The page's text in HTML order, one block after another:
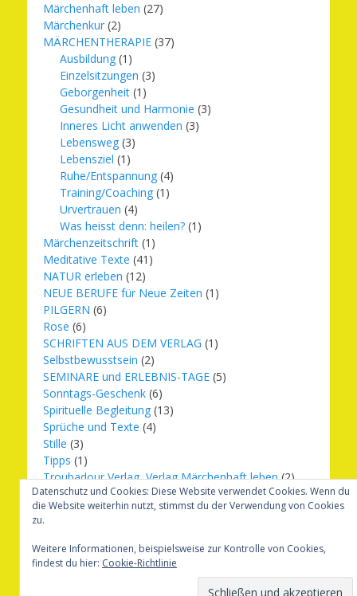
Märchenhaft leben (27)
Märchenkur (2)
MÄRCHENTHERAPIE (37)
Ausbildung (1)
Einzelsitzungen (3)
Geborgenheit (1)
Gesundheit und Harmonie (3)
Inneres Licht anwenden (3)
Lebensweg (3)
Lebensziel (1)
Ruhe/Entspannung (4)
Training/Coaching (1)
Urvertrauen (4)
Was heisst denn: heilen? (1)
Märchenzeitschrift (1)
Meditative Texte (41)
NATUR erleben (12)
NEUE BERUFE für Neue Zeiten (1)
PILGERN (6)
Rose (6)
SCHRIFTEN AUS DEM VERLAG (1)
Selbstbewusstsein (2)
SEMINARE und ERLEBNIS-TAGE (5)
Sonntags-Geschenk (6)
Spirituelle Begleitung (13)
Sprüche und Texte (4)
Stille (3)
Tipps (1)
Troubadour Verlag, Verlag Märchenhaft leben(2)
Übungen (1)
Urbilder(20)
Verlag Märchenhaft leben
Weihnachten(16)
Datenschutz und Cookies: Diese Website verwendet Cookies. Wenn du
die Website weiterhin nutzt, stimmst du der Verwendung von Cookies
zu.
Weitere Informationen, beispielsweise zur Kontrolle von Cookies,
findest du hier: Cookie-Richtlinie